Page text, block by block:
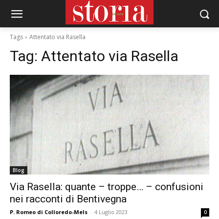
Tags Attentato via Rasella
Tag: Attentato via Rasella
Blog
Via Rasella: quante – troppe… – confusioni
nei racconti di Bentivegna
P. Romeo di Colloredo-Mels - 4 Luglio 2023 0